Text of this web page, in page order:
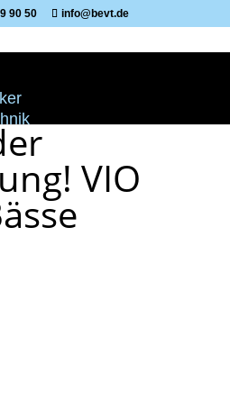
90 50 info@bevt.de
VIO